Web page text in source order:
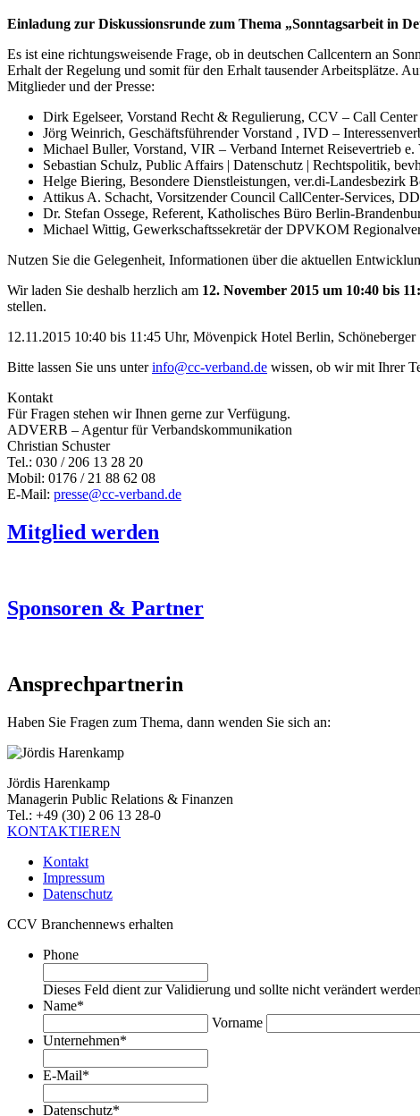
Einladung zur Diskussionsrunde zum Thema „Sonntagsarbeit in
Es ist eine richtungsweisende Frage, ob in deutschen Callcentern an
Erhalt der Regelung und somit für den Erhalt tausender Arbeitsplätze.
Mitglieder und der Presse:
Dirk Egelseer, Vorstand Recht & Regulierung, CCV – Call Center
Jörg Weinrich, Geschäftsführender Vorstand , IVD –
Michael Buller, Vorstand, VIR – Verband Internet Reisevertrieb e.
Sebastian Schulz, Public Affairs | Datenschutz | Rechtspolitik,
Helge Biering, Besondere Dienstleistungen, ver.di-Landesbezirk
Attikus A. Schacht, Vorsitzender Council CallCenter-Services,
Dr. Stefan Ossege, Referent, Katholisches Büro Berlin-
Michael Wittig, Gewerkschaftssekretär der DPVKOM
Nutzen Sie die Gelegenheit, Informationen über die aktuellen
Wir laden Sie deshalb herzlich am 12. November 2015 um 10:40 bis
stellen.
12.11.2015 10:40 bis 11:45 Uhr, Mövenpick Hotel Berlin,
Bitte lassen Sie uns unterinfo@cc-verband.de wissen, ob wir mit Ihrer
Kontakt
Für Fragen stehen wir Ihnen gerne zur Verfügung.
ADVERB – Agentur für Verbandskommunikation
Christian Schuster
Tel.: 030 / 206 13 28 20
Mobil: 0176 / 21 88 62 08
E-Mail: presse@cc-verband.de
Mitglied werden
Sponsoren & Partner
Ansprechpartnerin
Haben Sie Fragen zum Thema, dann wenden Sie sich an:
Jördis Harenkamp
Managerin Public Relations & Finanzen
Tel.: +49 (30) 2 06 13 28-0
KONTAKTIEREN
Kontakt
Impressum
Datenschutz
CCV Branchennews erhalten
Phone
Dieses Feld dient zur Validierung und sollte nicht verändert
Name*
Vorname
Unternehmen*
E-Mail*
Datenschutz*